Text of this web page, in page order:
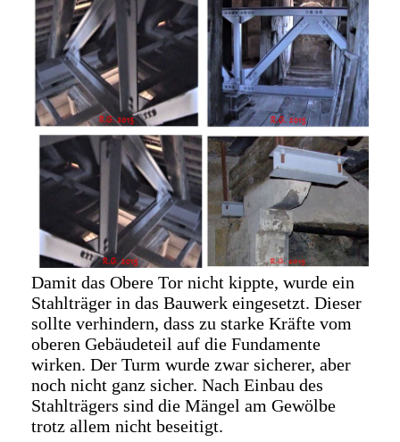
Damit das Obere Tor nicht kippte, wurde ein
Stahlträger in das Bauwerk eingesetzt. Dieser
sollte verhindern, dass zu starke Kräfte vom
oberen Gebäudeteil auf die Fundamente
wirken. Der Turm wurde zwar sicherer, aber
noch nicht ganz sicher. Nach Einbau des
Stahlträgers sind die Mängel am Gewölbe
trotz allem nicht beseitigt.